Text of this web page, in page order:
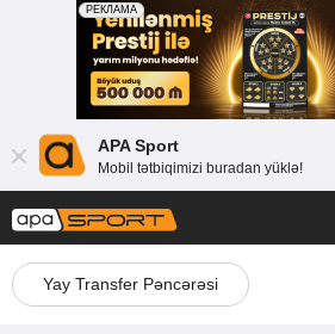
APA Sport
Mobil tətbiqimizi buradan yüklə!
Yay Transfer Pəncərəsi